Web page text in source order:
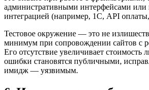
административными интерфейсами или
интеграцией (например, 1С, API
Тестовое окружение — это не
минимум при сопровождении сайтов с
Его отсутствие увеличивает стоимость
ошибки становятся публичными,
имидж — уязвимым.